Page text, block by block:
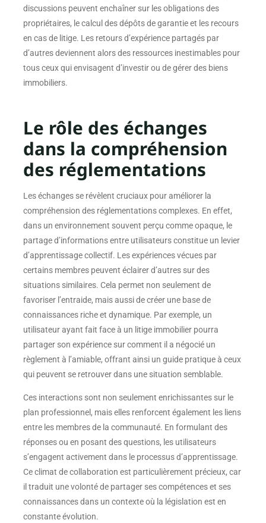
discussions peuvent enchaîner sur les obligations des
propriétaires, le calcul des dépôts de garantie et les recours
en cas de litige. Les retours d’expérience partagés par
d’autres deviennent alors des ressources inestimables pour
tous ceux qui envisagent d’investir ou de gérer des biens
immobiliers.
Le rôle des échanges
dans la compréhension
des réglementations
Les échanges se révèlent cruciaux pour améliorer la
compréhension des réglementations complexes. En effet,
dans un environnement souvent perçu comme opaque, le
partage d’informations entre utilisateurs constitue un levier
d’apprentissage collectif. Les expériences vécues par
certains membres peuvent éclairer d’autres sur des
situations similaires. Cela permet non seulement de
favoriser l’entraide, mais aussi de créer une base de
connaissances riche et dynamique. Par exemple, un
utilisateur ayant fait face à un litige immobilier pourra
partager son expérience sur comment il a négocié un
règlement à l’amiable, offrant ainsi un guide pratique à ceux
qui peuvent se retrouver dans une situation semblable.
Ces interactions sont non seulement enrichissantes sur le
plan professionnel, mais elles renforcent également les liens
entre les membres de la communauté. En formulant des
réponses ou en posant des questions, les utilisateurs
s’engagent activement dans le processus d’apprentissage.
Ce climat de collaboration est particulièrement précieux, car
il traduit une volonté de partager ses compétences et ses
connaissances dans un contexte où la législation est en
constante évolution.